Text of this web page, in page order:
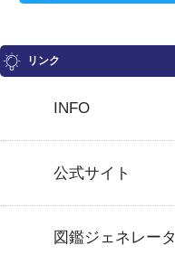
リンク
INFO
公式サイト
図鑑ジェネレータ